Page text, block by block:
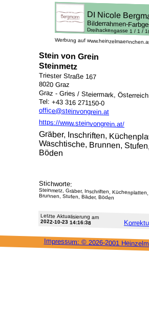
Werbung auf
Stein von Grein
Steinmetz
Triester Straße 167
8020 Graz
Graz - Gries / Steiermark, Österreich
Tel: +43 316 271150-0
office@steinvongrein.at
https://www.steinvongrein.at/
Gräber, Inschriften,
Waschtische, Brunnen, Stufen,
Böden
Stichworte:
Steinmetz, Gräber, Inschriften, Küchenplatten,
Brunnen, Stufen, Bäder, Böden
Letzte Aktu­alisie­rung am
2022-10-23 14:16:38
Impressum: © 2026-2001